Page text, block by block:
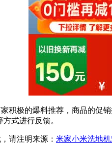
积极的爆料推荐，商品的促
式进行反馈。
请注明来源： 米家小米洗地